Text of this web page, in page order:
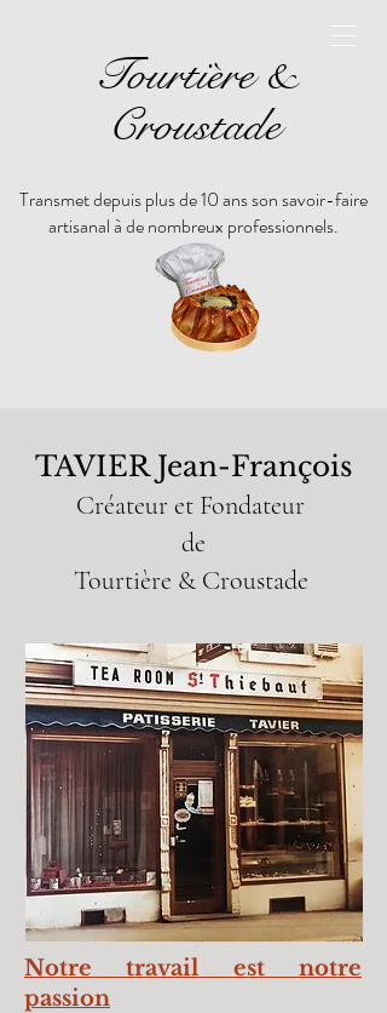
Tourtière &
Croustade
Transmet depuis plus de 10 ans son savoir-faire
artisanal à de nombreux professionnels.
TAVIER Jean-François
Créateur et Fondateur
de
Tourtière & Croustade
Notre travail est notre
passion